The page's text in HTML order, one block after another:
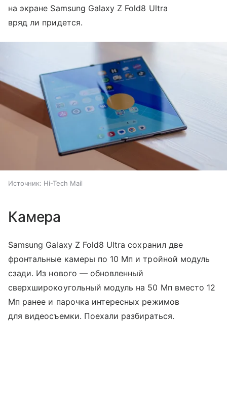
на экране Samsung Galaxy Z Fold8 Ultra
вряд ли придется.
Источник: Hi-Tech Mail
Камера
Samsung Galaxy Z Fold8 Ultra сохранил две
фронтальные камеры по 10 Мп и тройной модуль
сзади. Из нового — обновленный
сверхширокоугольный модуль на 50 Мп вместо 12
Мп ранее и парочка интересных режимов
для видеосъемки. Поехали разбираться.